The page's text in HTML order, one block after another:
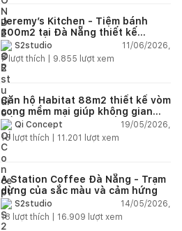
Jeremy’s Kitchen - Tiệm bánh
300m2 tại Đà Nẵng thiết kế
phong cách công nghiệp hiện đại
ngập tràn ánh sáng tự nhiên
S2studio
11/06/2026,
7lượt thích | 9.855 lượt xem
Căn hộ Habitat 88m2 thiết kế vòm
cong mềm mại giúp không gian
sống hiện đại trở nên ấm áp hơn
Qi Concept
19/05/2026,
15 lượt thích | 11.201 lượt xem
A Station Coffee Đà Nẵng - Trạm
dừng của sắc màu và cảm hứng
S2studio
14/05/2026,
18 lượt thích | 16.909 lượt xem